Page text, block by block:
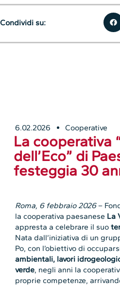
6.02.2026 Cooperative
La cooperativa
dell’Eco” di
festeggia 30
Roma, 6 febbraio 2026–
la cooperativa paesanese La
appresta a celebrare il suo
Nata dall’iniziativa di un
Po, con l’obiettivo di
ambientali, lavori
verde, negli anni la
proprie competenze,
Condividi su: